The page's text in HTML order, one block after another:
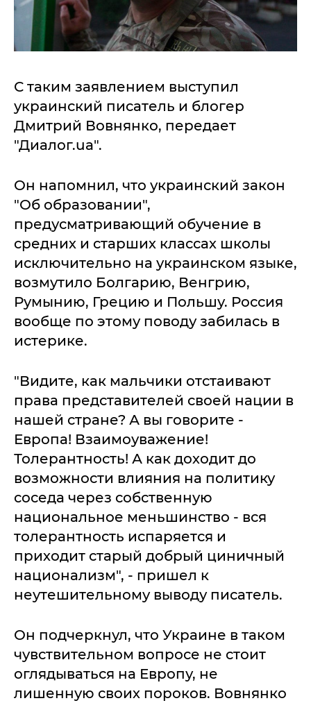
С таким заявлением выступил
украинский писатель и блогер
Дмитрий Вовнянко, передает
"Диалог.ua".
Он напомнил, что украинский закон
"Об образовании",
предусматривающий обучение в
средних и старших классах школы
исключительно на украинском языке,
возмутило Болгарию, Венгрию,
Румынию, Грецию и Польшу. Россия
вообще по этому поводу забилась в
истерике.
"Видите, как мальчики отстаивают
права представителей своей нации в
нашей стране? А вы говорите -
Европа! Взаимоуважение!
Толерантность! А как доходит до
возможности влияния на политику
соседа через собственную
национальное меньшинство - вся
толерантность испаряется и
приходит старый добрый циничный
национализм", - пришел к
неутешительному выводу писатель.
Он подчеркнул, что Украине в таком
чувствительном вопросе не стоит
оглядываться на Европу, не
лишенную своих пороков. Вовнянко